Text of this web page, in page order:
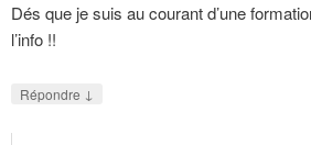
Dés que je suis au courant d’une
l’info !!
Répondre ↓